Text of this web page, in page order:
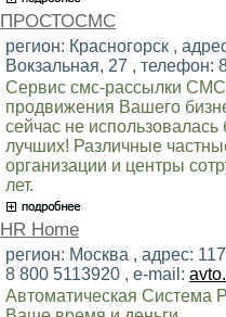
ПРОСТОСМС
регион: Красногорск ,
Вокзальная, 27 , телефон:
Cервис смс-рассылки
продвижения Вашего
сейчас не
лучших! Различные
организации и центры
лет.
HR Home
регион: Москва , адрес:
8 800 5113920 , e-mail:
Автоматическая Система